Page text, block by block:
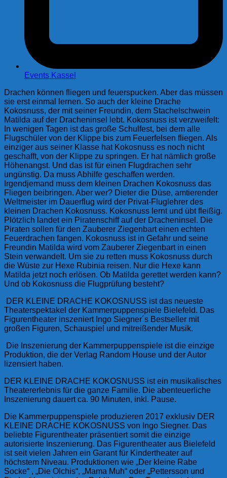
Events Kassel
Drachen können fliegen und feuerspucken. Aber das müssen
sie erst einmal lernen. So auch der kleine Drache
Kokosnuss, der mit seiner Freundin, dem Stachelschwein
Matilda auf der Dracheninsel lebt. Kokosnuss ist verzweifelt:
In wenigen Tagen ist das große Schulfest, bei dem alle
Flugschüler von der Klippe bis zum Feuerfelsen fliegen. Als
einziger aus seiner Klasse hat Kokosnuss es noch nicht
geschafft, von der Klippe zu springen. Er hat nämlich große
Höhenangst. Und das ist für einen Flugdrachen sehr
ungünstig. Da muss Abhilfe geschaffen werden.
Irgendjemand muss dem kleinen Drachen Kokosnuss das
Fliegen beibringen. Aber wer? Dieter die Düse, amtierender
Weltmeister im Dauerflug wird der Privat-Fluglehrer des
kleinen Drachen Kokosnuss. Kokosnuss lernt und übt fleißig.
Plötzlich landet ein Piratenschiff auf der Dracheninsel. Die
Piraten sollen für den Zauberer Ziegenbart einen echten
Feuerdrachen fangen. Kokosnuss ist in Gefahr und seine
Freundin Matilda wird vom Zauberer Ziegenbart in einen
Stein verwandelt. Um sie zu retten muss Kokosnuss durch
die Wüste zur Hexe Rubinia reisen. Nur die Hexe kann
Matilda jetzt noch erlösen. Ob Matilda gerettet werden kann?
Und ob Kokosnuss die Flugprüfung besteht?
DER KLEINE DRACHE KOKOSNUSS ist das neueste
Theaterspektakel der Kammerpuppenspiele Bielefeld. Das
Figurentheater inszeniert Ingo Siegner´s Bestseller mit
großen Figuren, Schauspiel und mitreißender Musik.
Die Inszenierung der Kammerpuppenspiele ist die einzige
Produktion, die der Verlag Random House und der Autor
lizensiert haben.
DER KLEINE DRACHE KOKOSNUSS ist ein musikalisches
Theatererlebnis für die ganze Familie. Die abenteuerliche
Inszenierung dauert ca. 90 Minuten, inkl. Pause.
Die Kammerpuppenspiele produzieren 2017 exklusiv DER
KLEINE DRACHE KOKOSNUSS von Ingo Siegner. Das
beliebte Figurentheater präsentiert somit die einzige
autorisierte Inszenierung. Das Figurentheater aus Bielefeld
ist seit vielen Jahren ein Garant für Kindertheater auf
höchstem Niveau. Produktionen wie „Der kleine Rabe
Socke“ , „Die Olchis“, „Mama Muh“ oder „Pettersson und